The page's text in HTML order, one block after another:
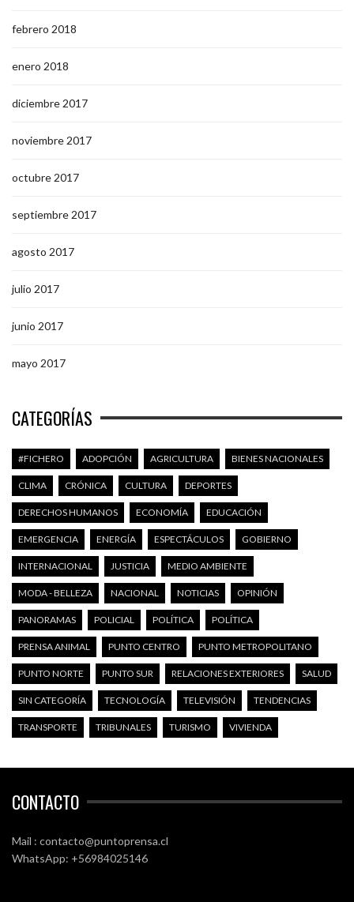
febrero 2018
enero 2018
diciembre 2017
noviembre 2017
octubre 2017
septiembre 2017
agosto 2017
julio 2017
junio 2017
mayo 2017
CATEGORÍAS
#FICHERO ADOPCIÓN AGRICULTURA BIENES NACIONALES
CLIMA CRÓNICA CULTURA DEPORTES
DERECHOS HUMANOS ECONOMÍA EDUCACIÓN
EMERGENCIA ENERGÍA ESPECTÁCULOS GOBIERNO
INTERNACIONAL JUSTICIA MEDIO AMBIENTE
MODA - BELLEZA NACIONAL NOTICIAS OPINIÓN
PANORAMAS POLICIAL POLÍTICA POLÍTICA
PRENSA ANIMAL PUNTO CENTRO PUNTO METROPOLITANO
PUNTO NORTE PUNTO SUR RELACIONES EXTERIORES SALUD
SIN CATEGORÍA TECNOLOGÍA TELEVISIÓN TENDENCIAS
TRANSPORTE TRIBUNALES TURISMO VIVIENDA
CONTACTO
Mail : contacto@puntoprensa.cl
WhatsApp: +56984025146